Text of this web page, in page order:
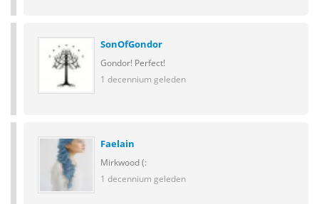
SonOfGondor
Gondor! Perfect!
1 decennium geleden
Faelain
Mirkwood (:
1 decennium geleden